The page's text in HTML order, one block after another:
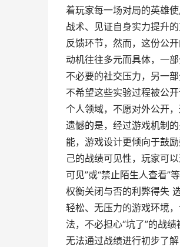
着玩家每一场对局的英雄
战术、见证自身实力提升
反馈环节，然而，这份公
动机往往多元而具体，一
不必要的社交压力，另一
不希望这些实验过程被公
个人领域，不愿对外公开
遗憾的是，经过游戏机制
能，游戏设计更倾向于鼓
己的战绩可见性，玩家可
可见”或“禁止陌生人查看”
权衡关闭与否的利弊得失
轻松、无压力的游戏环境
法，不必担心“坑了”的战
无法通过战绩进行初步了